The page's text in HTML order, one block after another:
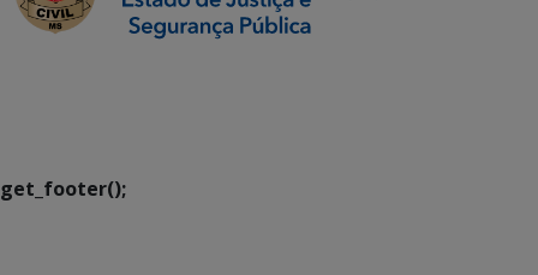
get_footer();